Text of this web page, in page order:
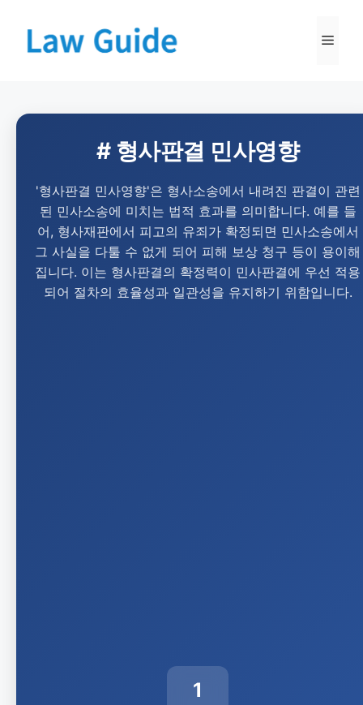
# 형사판결 민사영향
'형사판결 민사영향'은 형사소송에서 내려진 판결이 관련
된 민사소송에 미치는 법적 효과를 의미합니다. 예를 들
어, 형사재판에서 피고의 유죄가 확정되면 민사소송에서
그 사실을 다툴 수 없게 되어 피해 보상 청구 등이 용이해
집니다. 이는 형사판결의 확정력이 민사판결에 우선 적용
되어 절차의 효율성과 일관성을 유지하기 위함입니다.
1